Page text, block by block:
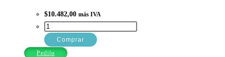
$10.482,00 más IVA
LATA
CAFE
15X11
Comprar
Pedilo